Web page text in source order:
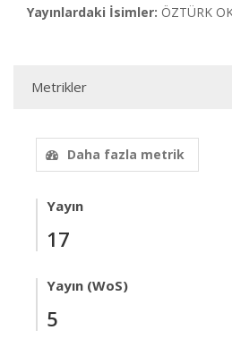
Yayınlardaki İsimler: ÖZTÜRK
Metrikler
Daha fazla metrik
Yayın
17
Yayın (WoS)
5